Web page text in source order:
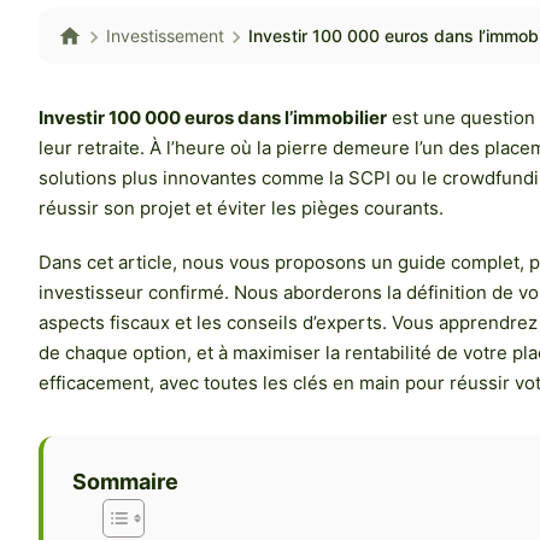
Investissement Investir 100 000 euros dans
Investir 100 000 euros dans l’immobilier est une
leur retraite. À l’heure où la pierre demeure l’un des
solutions plus innovantes comme la SCPI ou le
réussir son projet et éviter les pièges courants.
Dans cet article, nous vous proposons un guide complet,
investisseur confirmé. Nous aborderons la définition de
aspects fiscaux et les conseils d’experts. Vous
de chaque option, et à maximiser la rentabilité de votre
efficacement, avec toutes les clés en main pour réussir
Sommaire